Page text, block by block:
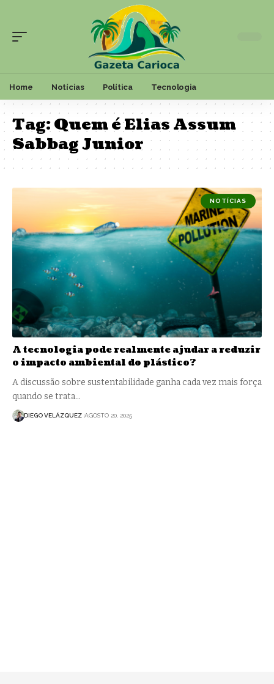
Home Notícias Política Tecnologia
Tag:Quem é Elias Assum
Sabbag Junior
NOTÍCIAS
A tecnologia pode realmente ajudar a reduzir
o impacto ambiental do plástico?
A discussão sobre sustentabilidade ganha cada vez mais força
quando se trata…
DIEGO VELÁZQUEZ AGOSTO 20, 2025